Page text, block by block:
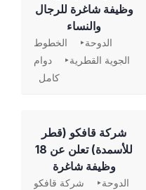
وظيفة شاغرة للرجال
والنساء
الدوحة
الخطوط
الجوية القطرية
دوام
كامل
شركة قافكو (قطر
للأسمدة) تعلن عن 18
وظيفة شاغرة
الدوحة
شركة قافكو